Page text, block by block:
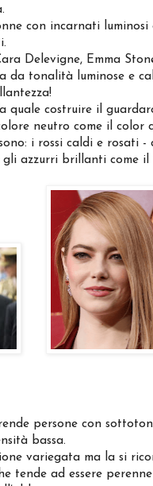
con incarnati luminosi
Delevigne, Emma
da tonalità luminose e
quale costruire il
neutro come il color
i rossi caldi e rosati -
azzurri brillanti come il
persone con
bassa.
variegata ma la si
tende ad essere